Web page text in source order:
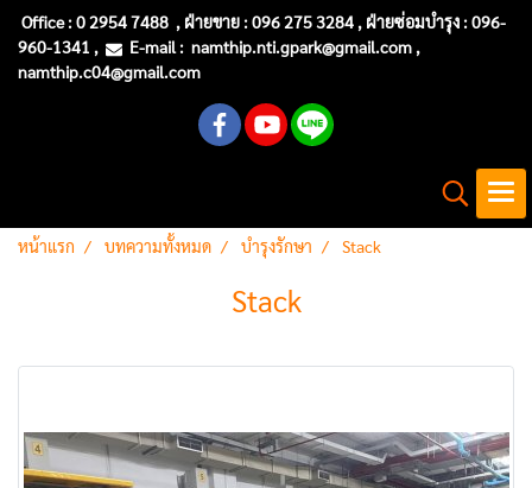
Office :0 2954 7488 , ฝ่ายขาย : 096 275 3284 , ฝ่ายซ่อมบำรุง :096-
960-1341 , E-mail : namthip.nti.gpark@gmail.com ,
namthip.c04@gmail.com
หน้าแรก บทความทั้งหมด บำรุงรักษา Stack
Stack